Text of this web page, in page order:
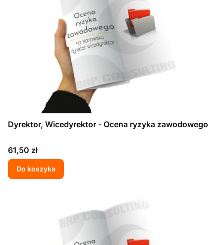
Dyrektor, Wicedyrektor - Ocena ryzyka zawodowego
Cena
61,50 zł
Do koszyka